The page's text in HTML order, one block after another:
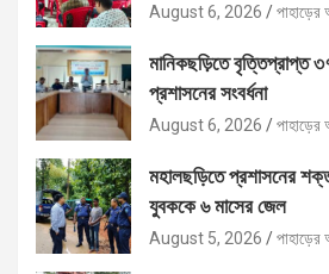
August 6, 2026
মানিকছড়িতে বৃত্তিপ্রাপ্ত
প্রশাসনের সংবর্ধনা
August 6, 2026
মহালছড়িতে প্রশাসনের
যুবককে ৬ মাসের জেল
August 5, 2026